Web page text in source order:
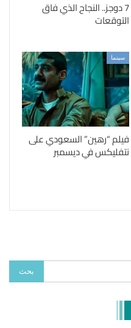
7 دوجز.. النجاح الذي فاق
التوقعات
سينما
فيلم “رهين” السعودي على
نتفليكس في ديسمبر